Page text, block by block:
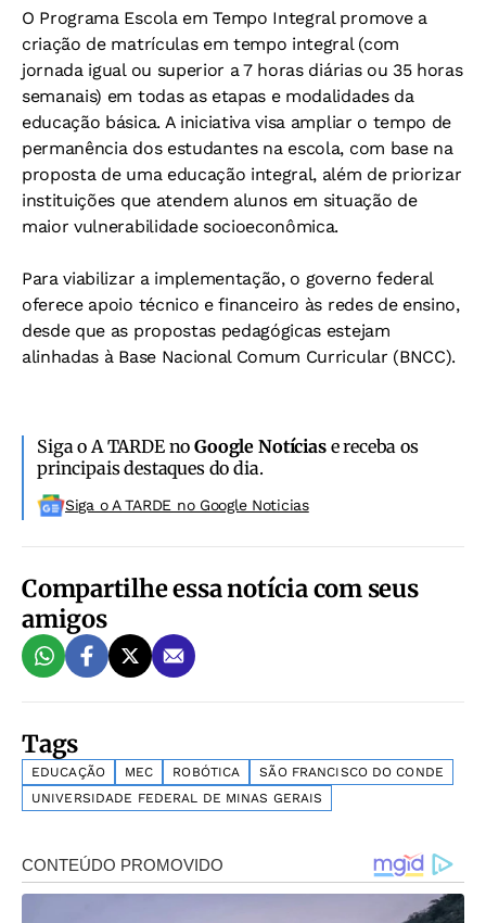
O Programa Escola em Tempo Integral promove a
criação de matrículas em tempo integral (com
jornada igual ou superior a 7 horas diárias ou 35 horas
semanais) em todas as etapas e modalidades da
educação básica. A iniciativa visa ampliar o tempo de
permanência dos estudantes na escola, com base na
proposta de uma educação integral, além de priorizar
instituições que atendem alunos em situação de
maior vulnerabilidade socioeconômica.
Para viabilizar a implementação, o governo federal
oferece apoio técnico e financeiro às redes de ensino,
desde que as propostas pedagógicas estejam
alinhadas à Base Nacional Comum Curricular (BNCC).
Siga o A TARDE noGoogle Notíciase receba os
principais destaques do dia.
Siga o A TARDE no Google Noticias
Compartilhe essa notícia com seus
amigos
Tags
EDUCAÇÃO MEC ROBÓTICA
SÃO FRANCISCO DO CONDE
UNIVERSIDADE FEDERAL DE MINAS GERAIS